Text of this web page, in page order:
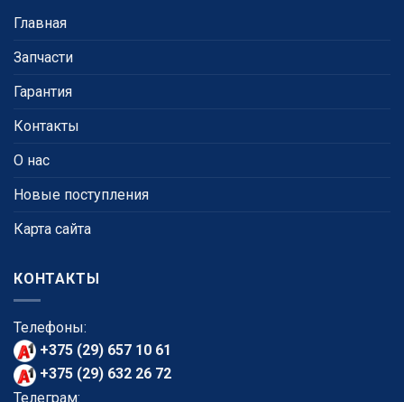
Главная
Запчасти
Гарантия
Контакты
О нас
Новые поступления
Карта сайта
КОНТАКТЫ
Телефоны:
+375 (29) 657 10 61
+375 (29) 632 26 72
Телеграм: